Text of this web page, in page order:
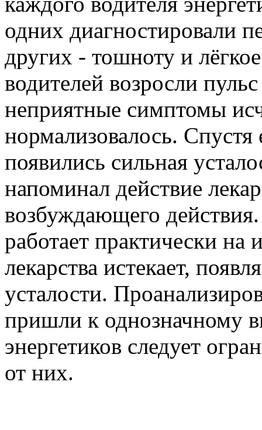
одних диагностировали
других - тошноту и
водителей возросли
неприятные симптомы
нормализовалось.
появились сильная
напоминал действие
возбуждающего
работает практически на
лекарства истекает,
усталости.
пришли к однозначному
энергетиков следует
от них.